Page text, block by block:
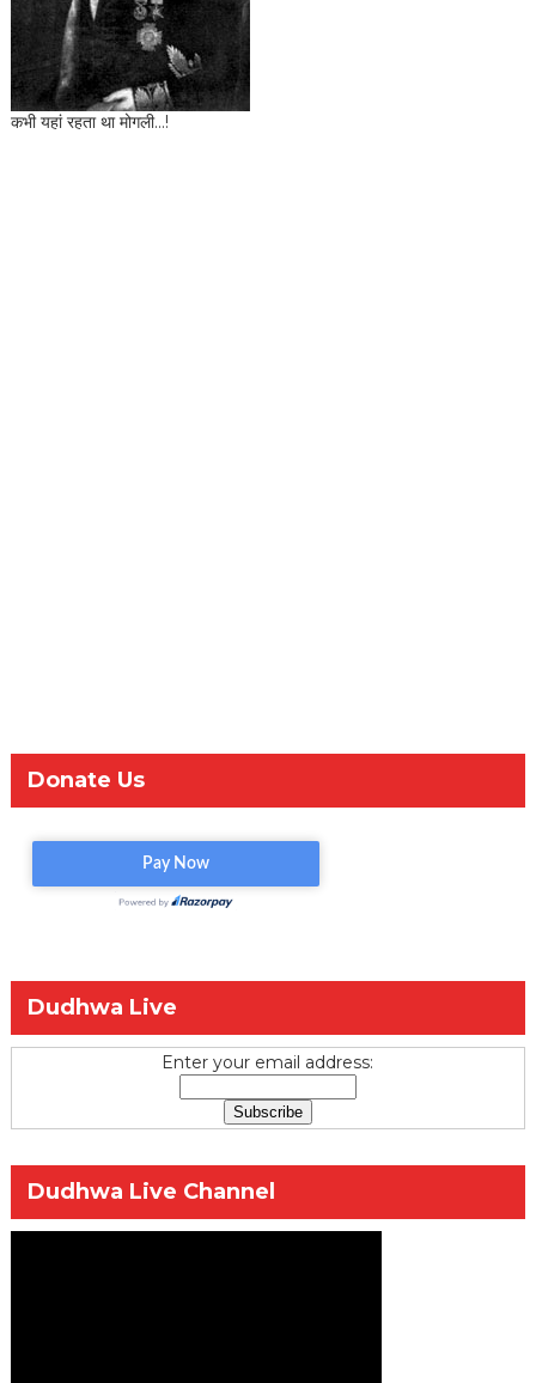
कभी यहां रहता था मोगली...!
Donate Us
Dudhwa Live
Enter your email address:
Dudhwa Live Channel